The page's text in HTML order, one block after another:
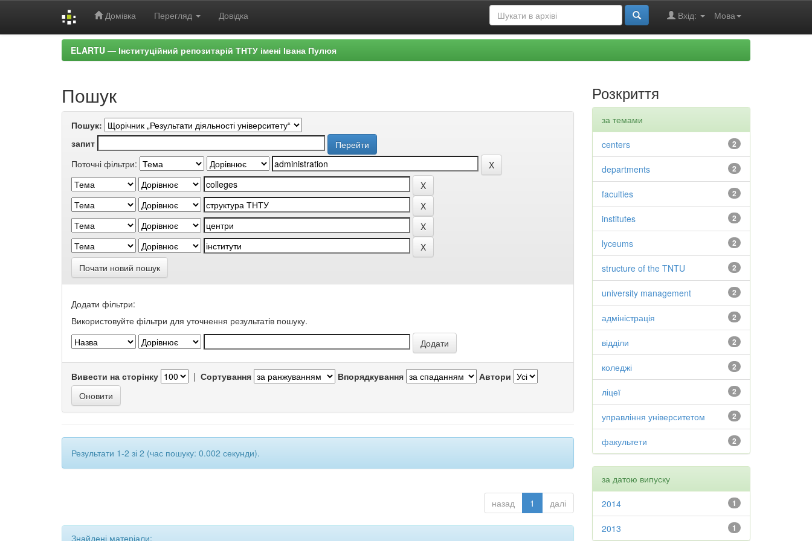
Домівка Перегляд Довідка Мова
Вхід:
ELARTU — Інституційний репозитарій ТНТУ імені Івана Пулюя
Пошук
Пошук:
запит
Поточні фільтри:
Почати новий пошук
Додати фільтри:
Використовуйте фільтри для уточнення результатів пошуку.
Вивести на сторінку | Сортування Впорядкування Автори
Результати 1-2 зі 2 (час пошуку: 0.002 секунди).
назад 1 далі
Знайдені матеріали:
Розкриття
за темами
2
centers
2
departments
2
faculties
2
institutes
2
lyceums
2
structure of the TNTU
2
university management
2
адміністрація
2
відділи
2
коледжі
2
ліцеї
2
управління університетом
2
факультети
за датою випуску
1
2014
1
2013